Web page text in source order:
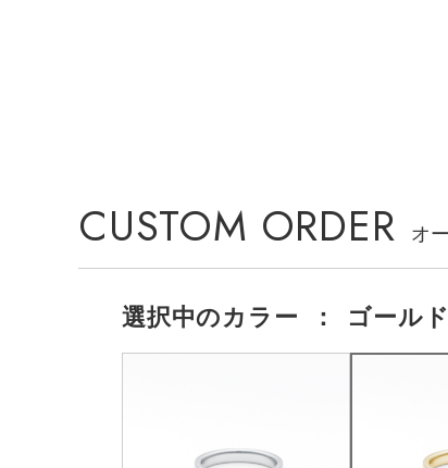
CUSTOM ORDER
選択中のカラー ： ゴールド